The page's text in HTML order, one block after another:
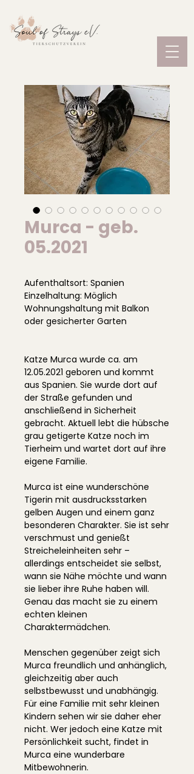
Murca - geb.
05.2021
Aufenthaltsort: Spanien
Einzelhaltung: Möglich
Wohnungshaltung mit Balkon
oder gesicherter Garten
Katze Murca wurde ca. am
12.05.2021 geboren und kommt
aus Spanien. Sie wurde dort auf
der Straße gefunden und
anschließend in Sicherheit
gebracht. Aktuell lebt die hübsche
grau getigerte Katze noch im
Tierheim und wartet dort auf ihre
eigene Familie.
Murca ist eine wunderschöne
Tigerin mit ausdrucksstarken
gelben Augen und einem ganz
besonderen Charakter. Sie ist sehr
verschmust und genießt
Streicheleinheiten sehr –
allerdings entscheidet sie selbst,
wann sie Nähe möchte und wann
sie lieber ihre Ruhe haben will.
Genau das macht sie zu einem
echten kleinen
Charaktermädchen.
Menschen gegenüber zeigt sich
Murca freundlich und anhänglich,
gleichzeitig aber auch
selbstbewusst und unabhängig.
Für eine Familie mit sehr kleinen
Kindern sehen wir sie daher eher
nicht. Wer jedoch eine Katze mit
Persönlichkeit sucht, findet in
Murca eine wunderbare
Mitbewohnerin.